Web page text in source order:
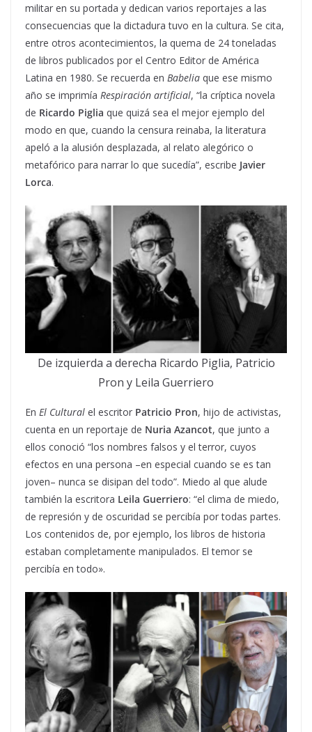
militar en su portada y dedican varios reportajes a las
consecuencias que la dictadura tuvo en la cultura. Se cita,
entre otros acontecimientos, la quema de 24 toneladas
de libros publicados por el Centro Editor de América
Latina en 1980. Se recuerda en Babelia que ese mismo
año se imprimía Respiración artificial, “la críptica novela
de Ricardo Piglia que quizá sea el mejor ejemplo del
modo en que, cuando la censura reinaba, la literatura
apeló a la alusión desplazada, al relato alegórico o
metafórico para narrar lo que sucedía”, escribe Javier
Lorca.
De izquierda a derecha Ricardo Piglia, Patricio
Pron y Leila Guerriero
En El Cultural el escritor Patricio Pron, hijo de activistas,
cuenta en un reportaje de Nuria Azancot, que junto a
ellos conoció “los nombres falsos y el terror, cuyos
efectos en una persona –en especial cuando se es tan
joven– nunca se disipan del todo”. Miedo al que alude
también la escritora Leila Guerriero: “el clima de miedo,
de represión y de oscuridad se percibía por todas partes.
Los contenidos de, por ejemplo, los libros de historia
estaban completamente manipulados. El temor se
percibía en todo».